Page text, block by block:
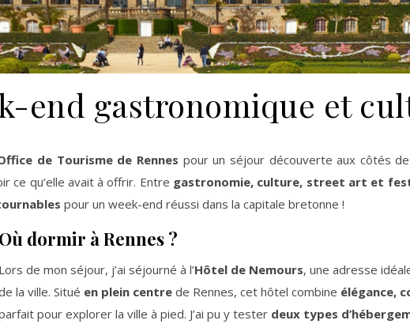
end gastronomique et
de Tourisme de Rennes pour un séjour découverte aux côtés de
ce qu’elle avait à offrir. Entre gastronomie, culture, street art et
pour un week-end réussi dans la capitale bretonne !
Où dormir à Rennes ?
Lors de mon séjour, j’ai séjourné à l’Hôtel de Nemours, une adresse
la ville. Situé en plein centrede Rennes, cet hôtel combine élégance,
pour explorer la ville à pied. J’ai pu y tester deux types